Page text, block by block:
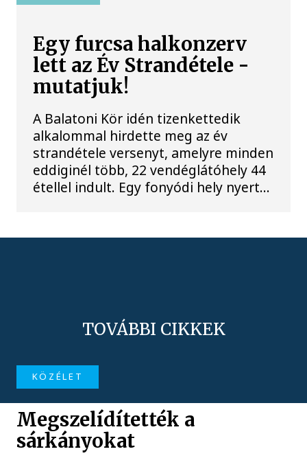
Egy furcsa halkonzerv
lett az Év Strandétele -
mutatjuk!
A Balatoni Kör idén tizenkettedik
alkalommal hirdette meg az év
strandétele versenyt, amelyre minden
eddiginél több, 22 vendéglátóhely 44
étellel indult. Egy fonyódi hely nyert...
TOVÁBBI CIKKEK
KÖZÉLET
Megszelídítették a
sárkányokat